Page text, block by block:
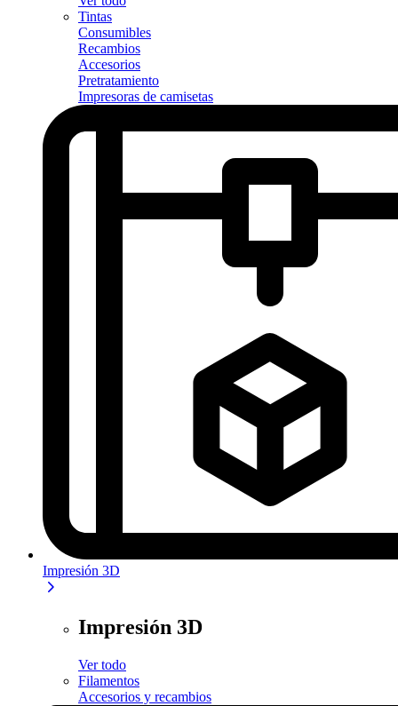
Tintas
Consumibles
Recambios
Accesorios
Pretratamiento
Impresoras de camisetas
Impresión 3D
Impresión 3D
Ver todo
Filamentos
Accesorios y recambios